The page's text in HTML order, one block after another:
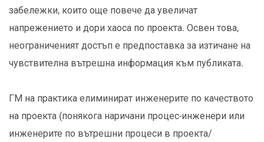
забележки, които още повече да увеличат
напрежението и дори хаоса по проекта. Освен това,
неограниченият достъп е предпоставка за изтичане на
чувствителна вътрешна информация към публиката.
ГМ на практика елиминират инженерите по качеството
на проекта (понякога наричани процес-инженери или
инженерите по вътрешни процеси в проекта/